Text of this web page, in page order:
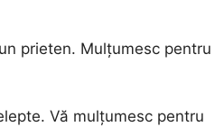
prieten. Mulțumesc pentru
Vă mulțumesc pentru